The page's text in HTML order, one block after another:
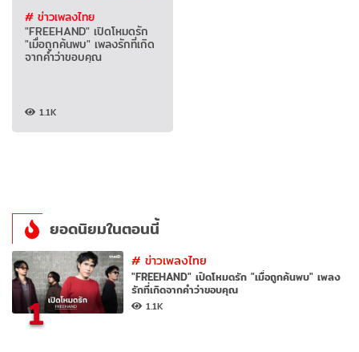
# ข่าวเพลงไทย
"FREEHAND" เปิดโหมดรัก
"เมื่อถูกค้นพบ" เพลงรักที่เกิด
จากคำว่าขอบคุณ
1.1K
ยอดนิยมในตอนนี้
1
#ข่าวเพลงไทย
"FREEHAND" เปิดโหมดรัก "เมื่อถูกค้นพบ" เพลง
รักที่เกิดจากคำว่าขอบคุณ
1.1K